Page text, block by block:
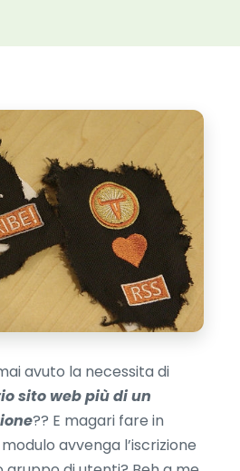
avuto la necessita di
sito web più di un
?? E magari fare in
avvenga l’iscrizione